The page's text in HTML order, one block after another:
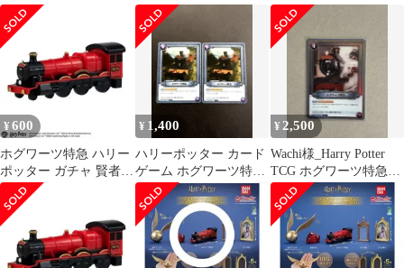
ャ
ワーツ特急
¥ 600
ホグワーツ特急 ハリー
ポッター ガチャ 賢者の
石
¥ 1,400
ハリーポッター カード
ゲーム ホグワーツ特急
01-034 R2枚セット
¥ 2,500
Wachi様_Harry Potter
TCG ホグワーツ特急
01-034aR